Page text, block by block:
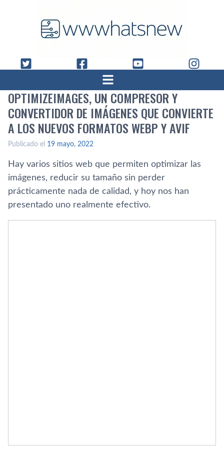
OPTIMIZEIMAGES, UN COMPRESOR Y
CONVERTIDOR DE IMÁGENES QUE CONVIERTE
A LOS NUEVOS FORMATOS WEBP Y AVIF
Publicado el 19 mayo, 2022
Hay varios sitios web que permiten optimizar las
imágenes, reducir su tamaño sin perder
prácticamente nada de calidad, y hoy nos han
presentado uno realmente efectivo.